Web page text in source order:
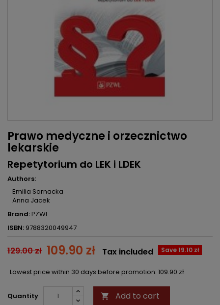
Prawo medyczne i orzecznictwo
lekarskie
Repetytorium do LEK i LDEK
Authors:
Emilia Sarnacka
Anna Jacek
Brand:PZWL
ISBN: 9788320049947
129.00 zł 109.90 zł Save 19.10 zł
Tax included
Lowest price within 30 days before promotion: 109.90 zł
Quantity  Add to cart